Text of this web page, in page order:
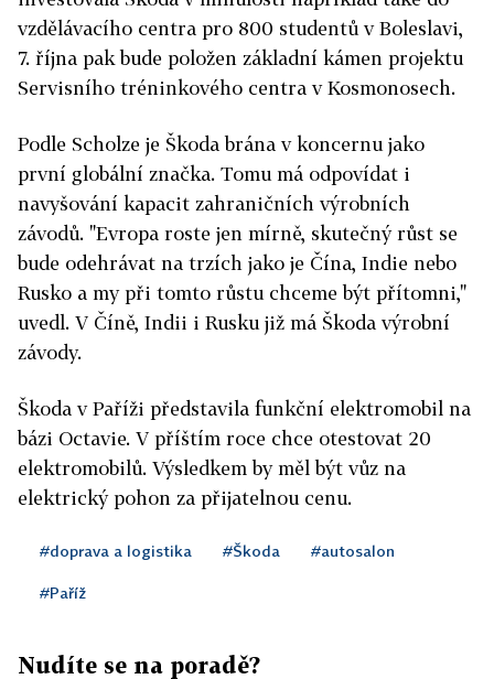
vzdělávacího centra pro 800 studentů v Boleslavi,
7. října pak bude položen základní kámen projektu
Servisního tréninkového centra v Kosmonosech.
Podle Scholze je Škoda brána v koncernu jako
první globální značka. Tomu má odpovídat i
navyšování kapacit zahraničních výrobních
závodů. "Evropa roste jen mírně, skutečný růst se
bude odehrávat na trzích jako je Čína, Indie nebo
Rusko a my při tomto růstu chceme být přítomni,"
uvedl. V Číně, Indii i Rusku již má Škoda výrobní
závody.
Škoda v Paříži představila funkční elektromobil na
bázi Octavie. V příštím roce chce otestovat 20
elektromobilů. Výsledkem by měl být vůz na
elektrický pohon za přijatelnou cenu.
#doprava a logistika #Škoda #autosalon
#Paříž
Nudíte se na poradě?